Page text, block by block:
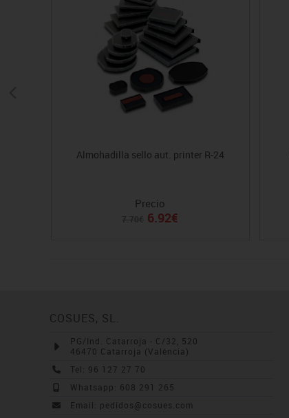
Almohadilla sello aut. printer R-24
Precio
6.92€
COSUES, SL.
PG/Ind. Catarroja - C/32, 520
46470 Catarroja (València)
Tel: 96 127 27 70
Whatsapp: 608 291 265
Email: pedidos@cosues.com